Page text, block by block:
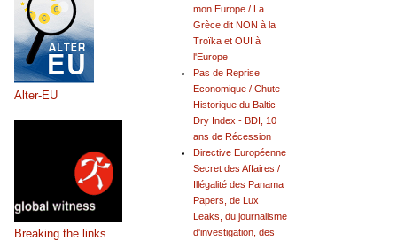
mon Europe / La
Grèce dit NON à la
Troïka et OUI à
l'Europe
Pas de Reprise
Economique / Chute
Historique du Baltic
Dry Index - BDI, 10
ans de Récession
Directive Européenne
Secret des Affaires /
Illégalité des Panama
Papers, de Lux
Leaks, du journalisme
d'investigation, des
Alter-EU
Breaking the links